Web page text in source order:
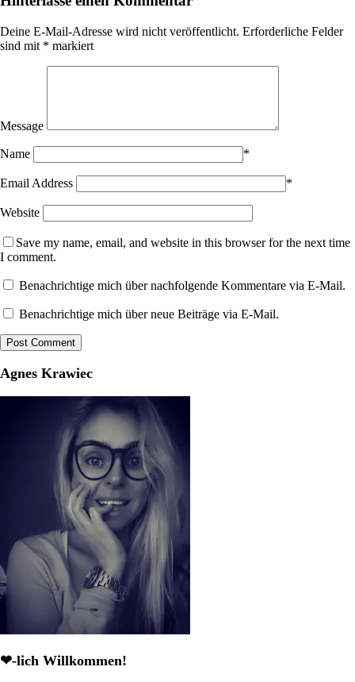
Deine E-Mail-Adresse wird nicht veröffentlicht. Erforderliche Felder
sind mit * markiert
Message
Name *
Email Address *
Website
Save my name, email, and website in this browser for the next time
I comment.
Benachrichtige mich über nachfolgende Kommentare via E-Mail.
Benachrichtige mich über neue Beiträge via E-Mail.
Agnes Krawiec
❤-lich Willkommen!